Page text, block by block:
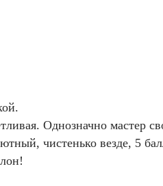
.
Однозначно мастер
чистенько везде, 5